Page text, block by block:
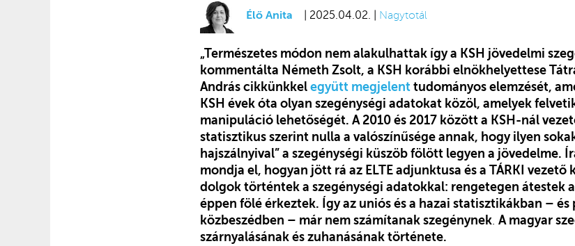
Élő Anita | 2025.04.02. | Nagytotál
„Természetes módon nem alakulhattak így a KSH jövedelmi
kommentálta Németh Zsolt, a KSH korábbi elnökhelyettese
András cikkünkkel együtt megjelent tudományos elemzését,
KSH évek óta olyan szegénységi adatokat közöl, amelyek
manipuláció lehetőségét. A 2010 és 2017 között a KSH-nál
statisztikus szerint nulla a valószínűsége annak, hogy ilyen
hajszálnyival” a szegénységi küszöb fölött legyen a jövedelme.
mondja el, hogyan jött rá az ELTE adjunktusa és a TÁRKI
dolgok történtek a szegénységi adatokkal: rengetegen átestek
éppen fölé érkeztek. Így az uniós és a hazai statisztikákban – és
közbeszédben – már nem számítanak szegénynek. A magyar
szárnyalásának és zuhanásának története.